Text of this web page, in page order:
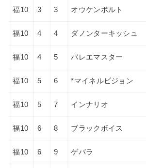
福10 3 3 オウケンボルト
福10 4 4 ダノンターキッシュ
福10 4 5 バレエマスター
福10 5 6 *マイネルビジョン
福10 5 7 インナリオ
福10 6 8 ブラックボイス
福10 6 9 ゲバラ